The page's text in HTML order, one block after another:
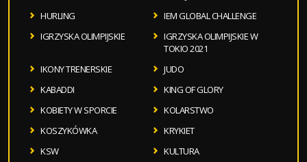
HURLING
IEM GLOBAL CHALLENGE
IGRZYSKA OLIMPIJSKIE
IGRZYSKA OLIMPIJSKIE W
TOKIO 2021
IKONY TRENERSKIE
JUDO
KABADDI
KING OF GLORY
KOBIETY W SPORCIE
KOLARSTWO
KOSZYKÓWKA
KRYKIET
KSW
KULTURA